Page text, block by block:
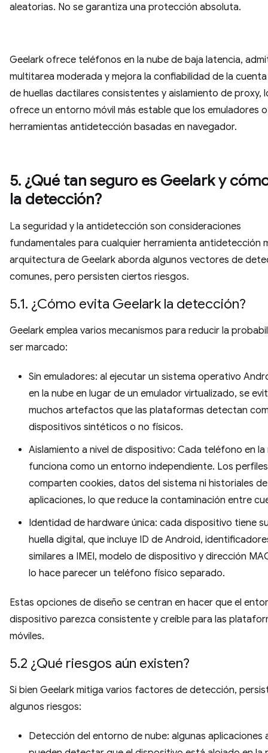
aleatorias. No se garantiza una protección absoluta.
Geelark ofrece teléfonos en la nube de baja latencia,
multitarea moderada y mejora la confiabilidad de la
de huellas dactilares consistentes y aislamiento de proxy,
ofrece un entorno móvil más estable que los emuladores
herramientas antidetección basadas en navegador.
5. ¿Qué tan seguro es Geelark y
la detección?
La seguridad y la antidetección son consideraciones
fundamentales para cualquier herramienta antidetección
arquitectura de Geelark aborda algunos vectores de
comunes, pero persisten ciertos riesgos.
5.1. ¿Cómo evita Geelark la detección?
Geelark emplea varios mecanismos para reducir la
ser marcado:
Sin emuladores: al ejecutar un sistema operativo
en la nube en lugar de un emulador virtualizado, se
muchos artefactos que las plataformas detectan
dispositivos sintéticos o no físicos.
Aislamiento a nivel de dispositivo: Cada teléfono en la
funciona como un entorno independiente. Los
comparten cookies, datos del sistema ni historiales de
aplicaciones, lo que reduce la contaminación entre
Identidad de hardware única: cada dispositivo tiene
huella digital, que incluye ID de Android,
similares a IMEI, modelo de dispositivo y dirección
lo hace parecer un teléfono físico separado.
Estas opciones de diseño se centran en hacer que el
dispositivo parezca consistente y creíble para las
móviles.
5.2 ¿Qué riesgos aún existen?
Si bien Geelark mitiga varios factores de detección,
algunos riesgos:
Detección del entorno de nube: algunas aplicaciones